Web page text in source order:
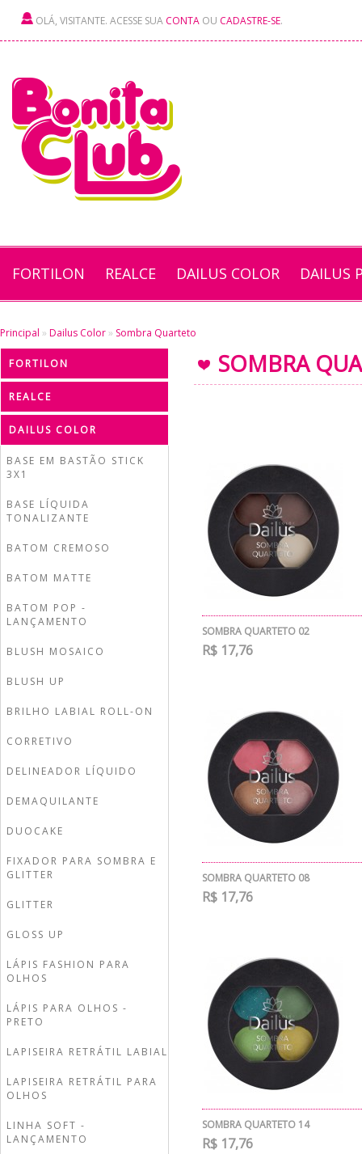
OLÁ, VISITANTE. ACESSE SUA CONTA OU CADASTRE-SE.
FORTILON REALCE DAILUS COLOR DAILUS
Principal » Dailus Color » Sombra Quarteto
FORTILON
REALCE
DAILUS COLOR
BASE EM BASTÃO STICK
3X1
BASE LÍQUIDA
TONALIZANTE
BATOM CREMOSO
BATOM MATTE
BATOM POP -
LANÇAMENTO
BLUSH MOSAICO
BLUSH UP
BRILHO LABIAL ROLL-ON
CORRETIVO
DELINEADOR LÍQUIDO
DEMAQUILANTE
DUOCAKE
FIXADOR PARA SOMBRA E
GLITTER
GLITTER
GLOSS UP
LÁPIS FASHION PARA
OLHOS
LÁPIS PARA OLHOS -
PRETO
LAPISEIRA RETRÁTIL LABIAL
LAPISEIRA RETRÁTIL PARA
OLHOS
LINHA SOFT -
LANÇAMENTO
SOMBRA
SOMBRA QUARTETO 02
R$ 17,76
SOMBRA QUARTETO 08
R$ 17,76
SOMBRA QUARTETO 14
R$ 17,76